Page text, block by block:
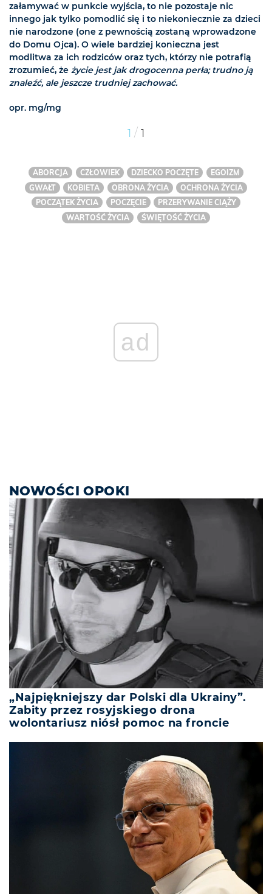
załamywać w punkcie wyjścia, to nie pozostaje nic
innego jak tylko pomodlić się i to niekoniecznie za dzieci
nie narodzone (one z pewnością zostaną wprowadzone
do Domu Ojca). O wiele bardziej konieczna jest
modlitwa za ich rodziców oraz tych, którzy nie potrafią
zrozumieć, że życie jest jak drogocenna perła; trudno ją
znaleźć, ale jeszcze trudniej zachować.
opr. mg/mg
1 / 1
ABORCJA CZŁOWIEK DZIECKO POCZĘTE
EGOIZM
GWAŁT
KOBIETA OBRONA ŻYCIA
OCHRONA ŻYCIA
POCZĄTEK ŻYCIA
POCZĘCIE
PRZERYWANIE CIĄŻY
WARTOŚĆ ŻYCIA
ŚWIĘTOŚĆ ŻYCIA
ad
NOWOŚCI OPOKI
„Najpiękniejszy dar Polski dla Ukrainy”.
Zabity przez rosyjskiego drona
wolontariusz niósł pomoc na froncie